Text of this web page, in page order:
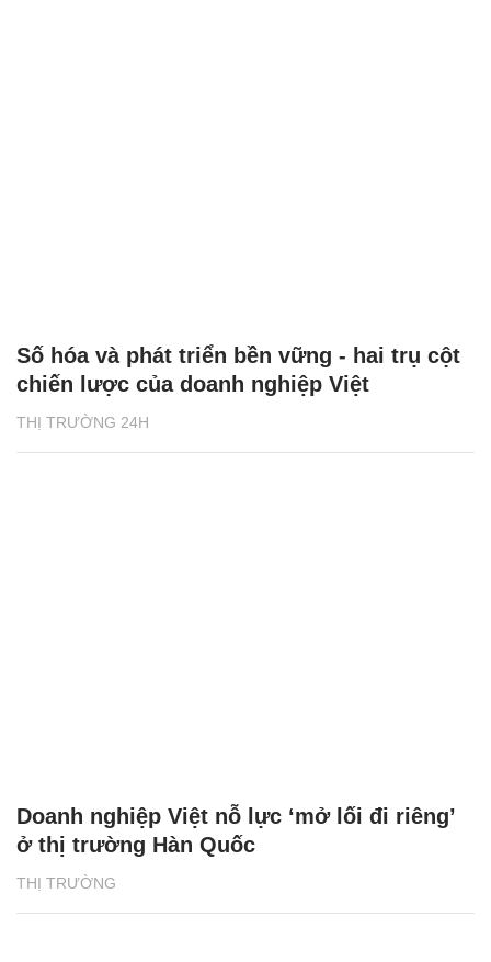
THỊ TRƯỜNG 24H
Số hóa và phát triển bền vững - hai trụ cột
chiến lược của doanh nghiệp Việt
THỊ TRƯỜNG
Doanh nghiệp Việt nỗ lực ‘mở lối đi riêng’
ở thị trường Hàn Quốc